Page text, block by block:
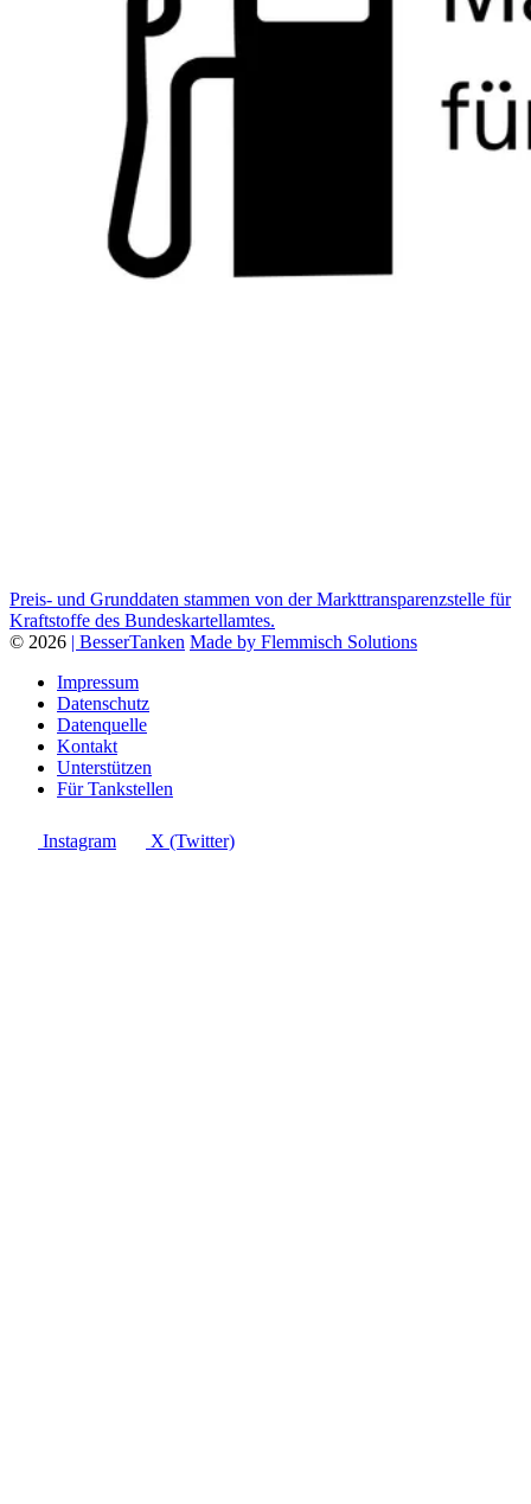
Preis- und Grunddaten stammen von der Markttransparenzstelle für
Kraftstoffe des Bundeskartellamtes.
© 2026 | BesserTanken Made by Flemmisch Solutions
Impressum
Datenschutz
Datenquelle
Kontakt
Unterstützen
Für Tankstellen
Instagram X (Twitter)